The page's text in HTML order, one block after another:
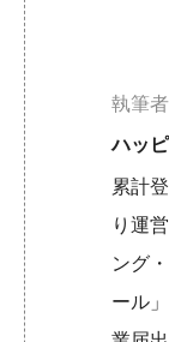
執筆
ハッ
累計
り運
ング
ール